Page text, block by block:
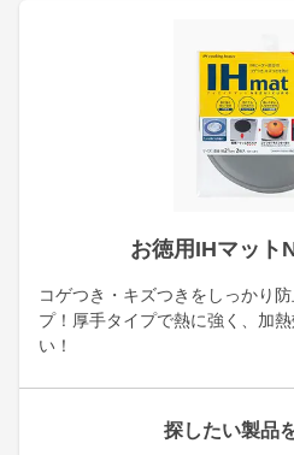
お徳用IHマット
コゲつき・キズつきをしっかり
プ！厚手タイプで熱に強く、加
い！
探したい製品